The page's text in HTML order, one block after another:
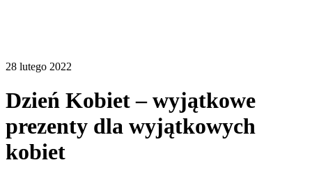
28 lutego 2022
Dzień Kobiet – wyjątkowe
prezenty dla wyjątkowych
kobiet